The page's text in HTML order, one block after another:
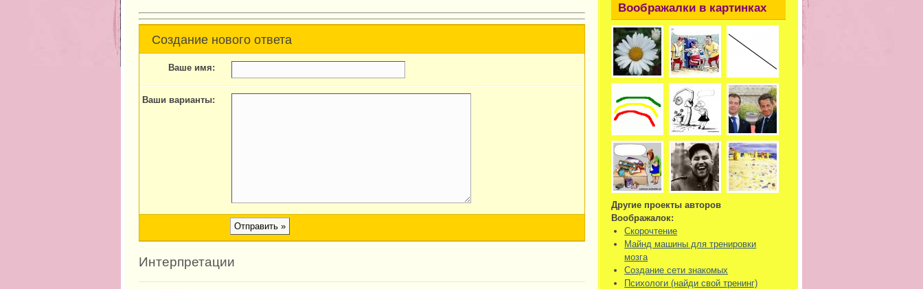
Создание нового ответа
Ваше имя:
Ваши варианты:
Интерпретации
Воображалки в картинках
Другие проекты авторов
Воображалок:
Скорочтение
Майнд машины для тренировки
мозга
Создание сети знакомых
Психологи (найди свой тренинг)